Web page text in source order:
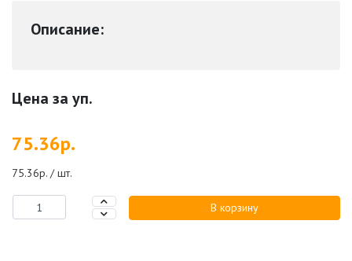
Описание:
Цена за уп.
75.36р.
75.36р. / шт.
В корзину